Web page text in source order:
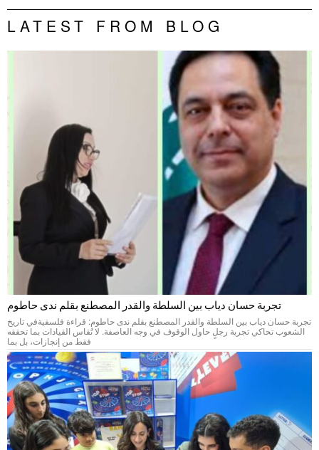
LATEST FROM BLOG
تجربة حسان دياب بين السلطة والقدر المصطنع بقلم ندى حاطوم
تجربة حسان دياب بين السلطة والقدر المصطنع بقلم ندى حاطوم: قراءة فلسفيةفي تاريخ
الشعوب تحاكي تجربة رجلٍ حاول الوقوف في وجه العاصفة. لا تُقاس القيادات بما تحققه
فقط من إنجازات، بل بما